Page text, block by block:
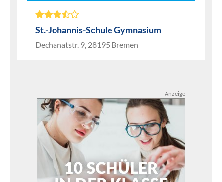
St.-Johannis-Schule Gymnasium
Dechanatstr. 9, 28195 Bremen
Anzeige